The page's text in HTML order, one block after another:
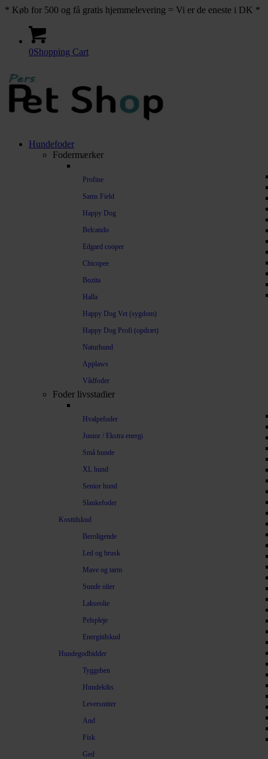
* Køb for 500 og få gratis hjemmelevering = Vi er de eneste i DK *
0Shopping Cart
Hundefoder
Fodermærker
Profine
Sams Field
Happy Dog
Belcando
Edgard cooper
Chicopee
Bozita
Halla
Happy Dog Vet (sygdom)
Happy Dog Profi (opdræt)
Naturhund
Applaws
Vådfoder
Foder livsstadier
Hvalpefoder
Junior / Ekstra energi
Små hunde
XL hund
Senior hund
Slankefoder
Kosttilskud
Beroligende
Led og brusk
Mave og tarm
Sunde olier
Lakseolie
Pelspleje
Energitilskud
Hundegodbidder
Tyggeben
Hundekiks
Leversnitter
And
Fisk
Ged